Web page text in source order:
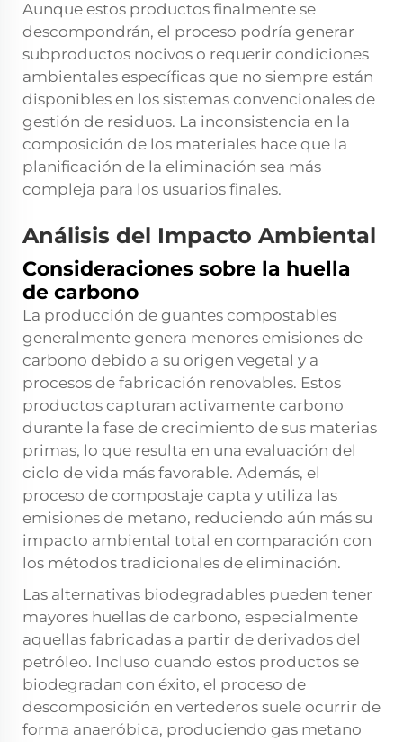
Aunque estos productos finalmente se
descompondrán, el proceso podría generar
subproductos nocivos o requerir condiciones
ambientales específicas que no siempre están
disponibles en los sistemas convencionales de
gestión de residuos. La inconsistencia en la
composición de los materiales hace que la
planificación de la eliminación sea más
compleja para los usuarios finales.
Análisis del Impacto Ambiental
Consideraciones sobre la huella
de carbono
La producción de guantes compostables
generalmente genera menores emisiones de
carbono debido a su origen vegetal y a
procesos de fabricación renovables. Estos
productos capturan activamente carbono
durante la fase de crecimiento de sus materias
primas, lo que resulta en una evaluación del
ciclo de vida más favorable. Además, el
proceso de compostaje capta y utiliza las
emisiones de metano, reduciendo aún más su
impacto ambiental total en comparación con
los métodos tradicionales de eliminación.
Las alternativas biodegradables pueden tener
mayores huellas de carbono, especialmente
aquellas fabricadas a partir de derivados del
petróleo. Incluso cuando estos productos se
biodegradan con éxito, el proceso de
descomposición en vertederos suele ocurrir de
forma anaeróbica, produciendo gas metano